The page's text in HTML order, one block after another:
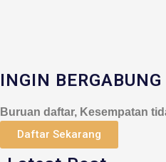
INGIN
Buruan daftar, Kesempatan
Daftar Sekarang